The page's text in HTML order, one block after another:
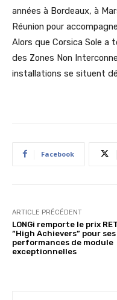
années à Bordeaux, à
Réunion pour
Alors que Corsica Sole a
des Zones Non
installations se situent
Facebook
ARTICLE PRÉCÉDENT
LONGi remporte le prix
“High Achievers” pour ses
performances de module
exceptionnelles